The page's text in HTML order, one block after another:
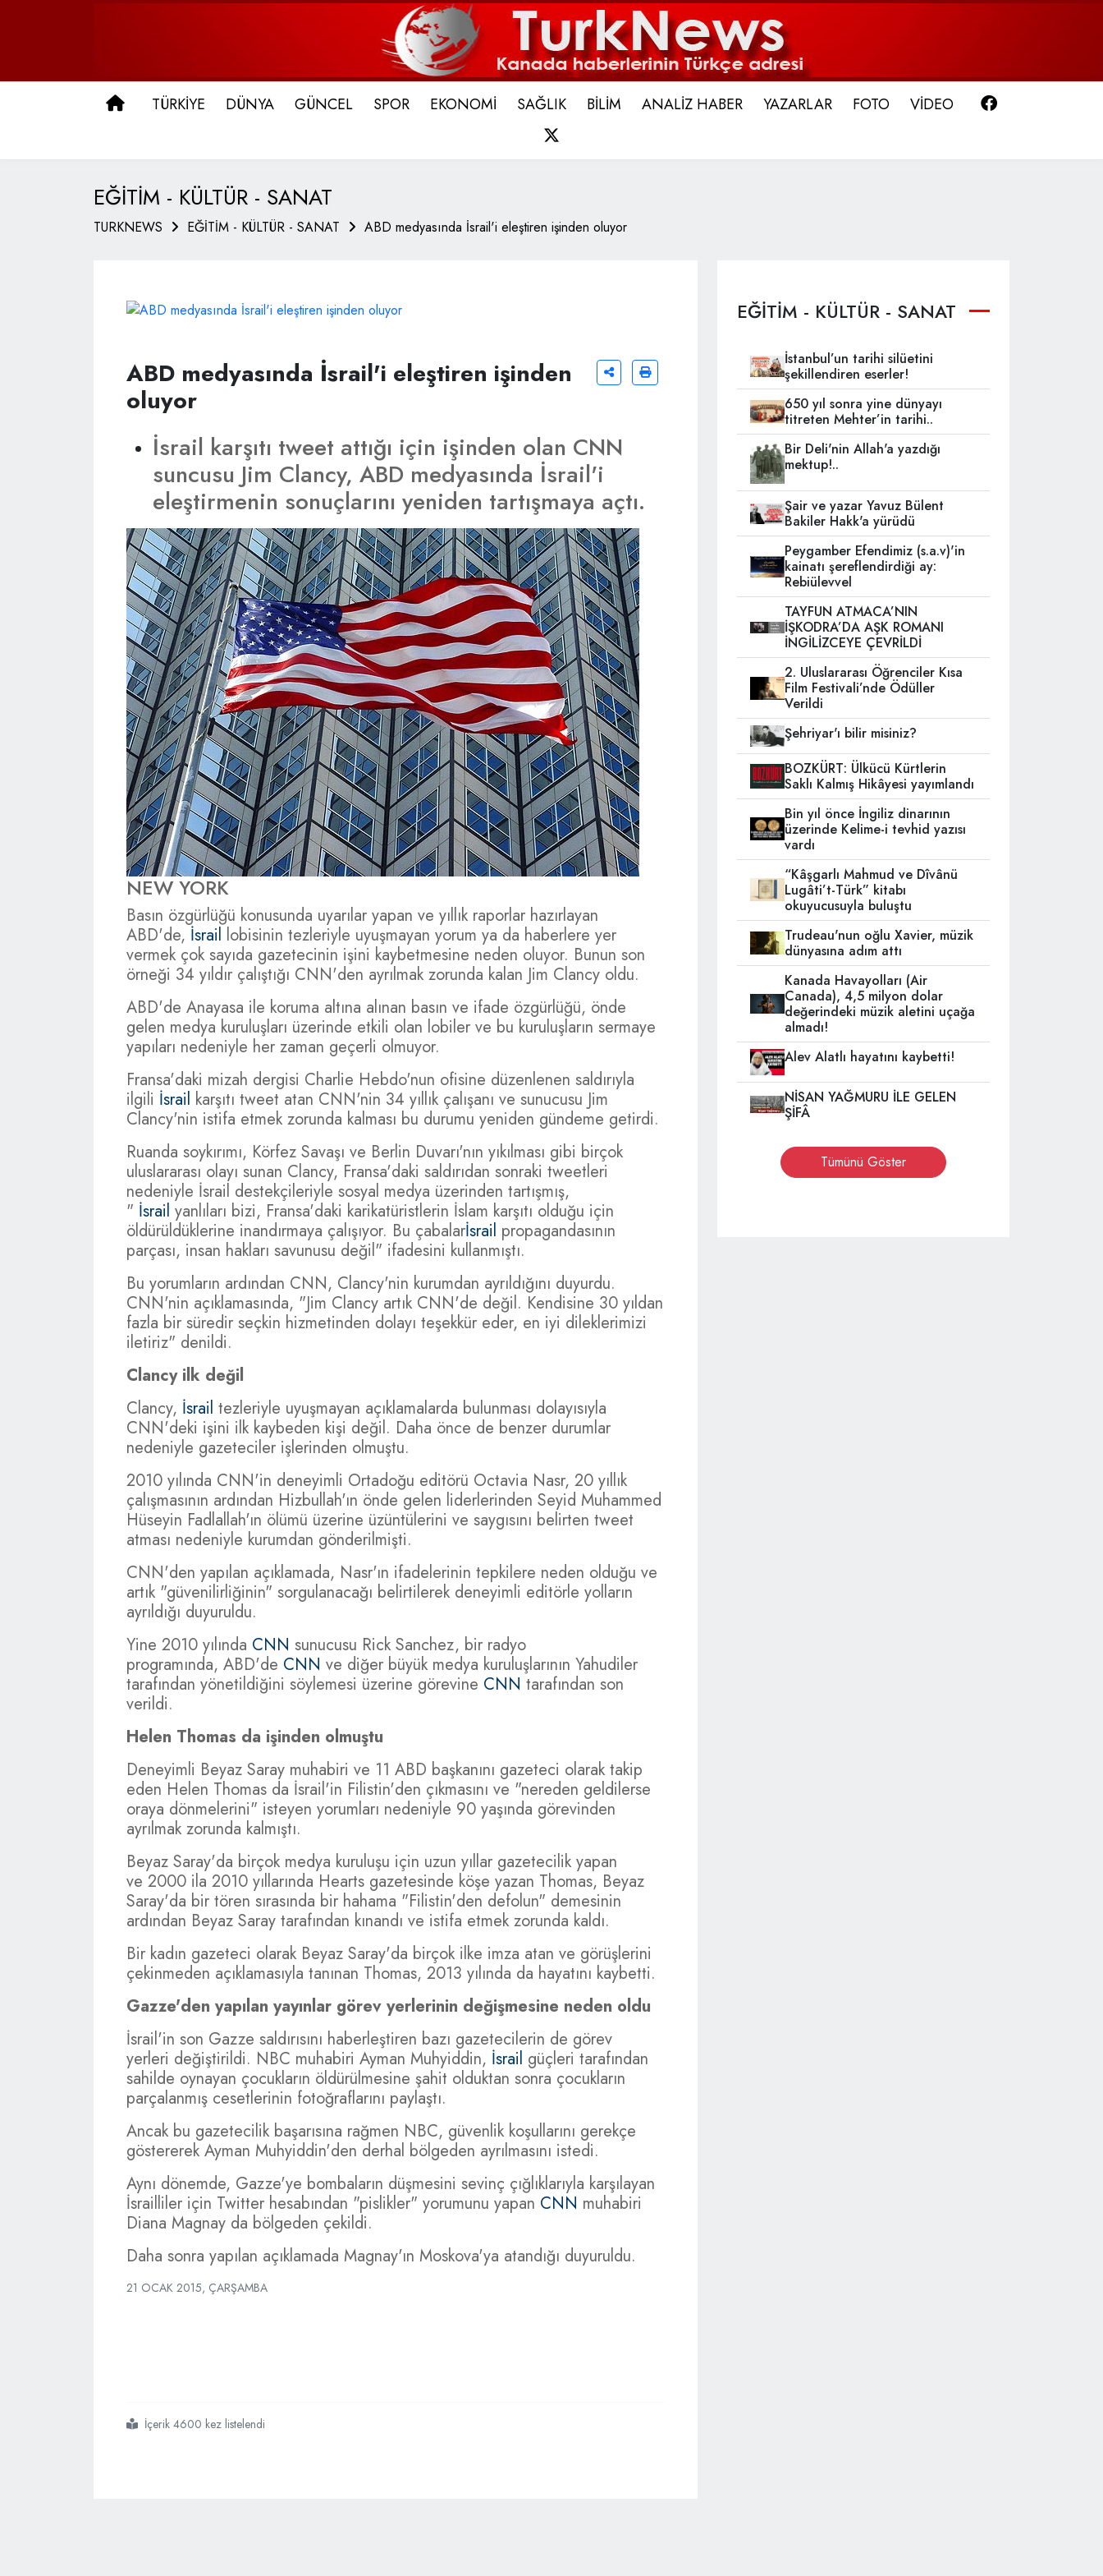
ANA SAYFA
TÜRKİYE DÜNYA GÜNCEL SPOR EKONOMİ SAĞLIK BİLİM ANALİZ HABER YAZARLAR FOTO VİDEO
EĞİTİM - KÜLTÜR - SANAT
TURKNEWS EĞİTİM - KÜLTÜR - SANAT ABD medyasında İsrail'i eleştiren işinden oluyor
ABD medyasında İsrail'i eleştiren işinden
oluyor
İsrail karşıtı tweet attığı için işinden olan CNN
suncusu Jim Clancy, ABD medyasında İsrail'i
eleştirmenin sonuçlarını yeniden tartışmaya açtı.
NEW YORK
Basın özgürlüğü konusunda uyarılar yapan ve yıllık raporlar hazırlayan
ABD'de, İsrail lobisinin tezleriyle uyuşmayan yorum ya da haberlere yer
vermek çok sayıda gazetecinin işini kaybetmesine neden oluyor. Bunun son
örneği 34 yıldır çalıştığı CNN'den ayrılmak zorunda kalan Jim Clancy oldu.
ABD'de Anayasa ile koruma altına alınan basın ve ifade özgürlüğü, önde
gelen medya kuruluşları üzerinde etkili olan lobiler ve bu kuruluşların sermaye
yapıları nedeniyle her zaman geçerli olmuyor.
Fransa'daki mizah dergisi Charlie Hebdo'nun ofisine düzenlenen saldırıyla
ilgili İsrail karşıtı tweet atan CNN'nin 34 yıllık çalışanı ve sunucusu Jim
Clancy'nin istifa etmek zorunda kalması bu durumu yeniden gündeme getirdi.
Ruanda soykırımı, Körfez Savaşı ve Berlin Duvarı'nın yıkılması gibi birçok
uluslararası olayı sunan Clancy, Fransa'daki saldırıdan sonraki tweetleri
nedeniyle İsrail destekçileriyle sosyal medya üzerinden tartışmış,
" İsrail yanlıları bizi, Fransa'daki karikatüristlerin İslam karşıtı olduğu için
öldürüldüklerine inandırmaya çalışıyor. Bu çabalarİsrail propagandasının
parçası, insan hakları savunusu değil" ifadesini kullanmıştı.
Bu yorumların ardından CNN, Clancy'nin kurumdan ayrıldığını duyurdu.
CNN'nin açıklamasında, "Jim Clancy artık CNN'de değil. Kendisine 30 yıldan
fazla bir süredir seçkin hizmetinden dolayı teşekkür eder, en iyi dileklerimizi
iletiriz" denildi.
Clancy ilk değil
Clancy, İsrail tezleriyle uyuşmayan açıklamalarda bulunması dolayısıyla
CNN'deki işini ilk kaybeden kişi değil. Daha önce de benzer durumlar
nedeniyle gazeteciler işlerinden olmuştu.
2010 yılında CNN'in deneyimli Ortadoğu editörü Octavia Nasr, 20 yıllık
çalışmasının ardından Hizbullah'ın önde gelen liderlerinden Seyid Muhammed
Hüseyin Fadlallah'ın ölümü üzerine üzüntülerini ve saygısını belirten tweet
atması nedeniyle kurumdan gönderilmişti.
CNN'den yapılan açıklamada, Nasr'ın ifadelerinin tepkilere neden olduğu ve
artık "güvenilirliğinin" sorgulanacağı belirtilerek deneyimli editörle yolların
ayrıldığı duyuruldu.
Yine 2010 yılında CNN sunucusu Rick Sanchez, bir radyo
programında, ABD'de CNN ve diğer büyük medya kuruluşlarının Yahudiler
tarafından yönetildiğini söylemesi üzerine görevine CNN tarafından son
verildi.
Helen Thomas da işinden olmuştu
Deneyimli Beyaz Saray muhabiri ve 11 ABD başkanını gazeteci olarak takip
eden Helen Thomas da İsrail'in Filistin'den çıkmasını ve "nereden geldilerse
oraya dönmelerini" isteyen yorumları nedeniyle 90 yaşında görevinden
ayrılmak zorunda kalmıştı.
Beyaz Saray'da birçok medya kuruluşu için uzun yıllar gazetecilik yapan
ve 2000 ila 2010 yıllarında Hearts gazetesinde köşe yazan Thomas, Beyaz
Saray'da bir tören sırasında bir hahama "Filistin'den defolun" demesinin
ardından Beyaz Saray tarafından kınandı ve istifa etmek zorunda kaldı.
Bir kadın gazeteci olarak Beyaz Saray'da birçok ilke imza atan ve görüşlerini
çekinmeden açıklamasıyla tanınan Thomas, 2013 yılında da hayatını kaybetti.
Gazze'den yapılan yayınlar görev yerlerinin değişmesine neden oldu
İsrail'in son Gazze saldırısını haberleştiren bazı gazetecilerin de görev
yerleri değiştirildi. NBC muhabiri Ayman Muhyiddin, İsrail güçleri tarafından
sahilde oynayan çocukların öldürülmesine şahit olduktan sonra çocukların
parçalanmış cesetlerinin fotoğraflarını paylaştı.
Ancak bu gazetecilik başarısına rağmen NBC, güvenlik koşullarını gerekçe
göstererek Ayman Muhyiddin'den derhal bölgeden ayrılmasını istedi.
Aynı dönemde, Gazze'ye bombaların düşmesini sevinç çığlıklarıyla karşılayan
İsrailliler için Twitter hesabından "pislikler" yorumunu yapan CNN muhabiri
Diana Magnay da bölgeden çekildi.
Daha sonra yapılan açıklamada Magnay'ın Moskova'ya atandığı duyuruldu.
21 OCAK 2015, ÇARŞAMBA
#abd
#medyasında
#israili
#eleştiren
#işinden
#oluyorİçerik 4600 kez listelendi
EĞİTİM - KÜLTÜR - SANAT
İstanbul’un tarihi silüetini
şekillendiren eserler!
650 yıl sonra yine dünyayı
titreten Mehter’in tarihi..
Bir Deli'nin Allah'a yazdığı
mektup!..
Şair ve yazar Yavuz Bülent
Bakiler Hakk'a yürüdü
Peygamber Efendimiz (s.a.v)'in
kainatı şereflendirdiği ay:
Rebiülevvel
TAYFUN ATMACA’NIN
İŞKODRA’DA AŞK ROMANI
İNGİLİZCEYE ÇEVRİLDİ
2. Uluslararası Öğrenciler Kısa
Film Festivali’nde Ödüller
Verildi
Şehriyar'ı bilir misiniz?
BOZKÜRT: Ülkücü Kürtlerin
Saklı Kalmış Hikâyesi yayımlandı
Bin yıl önce İngiliz dinarının
üzerinde Kelime-i tevhid yazısı
vardı
“Kâşgarlı Mahmud ve Dîvânü
Lugâti’t-Türk” kitabı
okuyucusuyla buluştu
Trudeau'nun oğlu Xavier, müzik
dünyasına adım attı
Kanada Havayolları (Air
Canada), 4,5 milyon dolar
değerindeki müzik aletini uçağa
almadı!
Alev Alatlı hayatını kaybetti!
NİSAN YAĞMURU İLE GELEN
ŞİFÂ
Tümünü Göster